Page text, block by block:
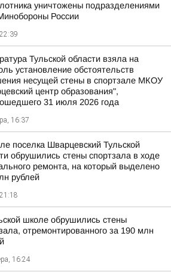
уничтожены подразделениями
России
Тульской области взяла на
установление обстоятельств
несущей стены в спортзале МКОУ
центр образования",
31 июля 2026 года
16:37
поселка Шварцевский Тульской
обрушились стены спортзала в ходе
ремонта, на который выделено
рублей
школе обрушились стены
отремонтированного за 190 млн
16:24